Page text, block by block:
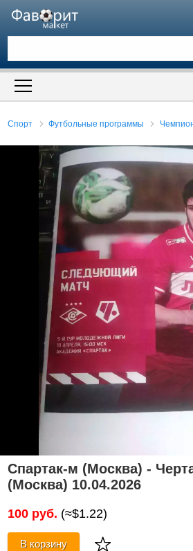
Искать также в описании
Спорт Футбольные программы
Спартак-м (Москва) -
(Москва) 10.04.2026
100 руб. (≈$1.22)
В корзину